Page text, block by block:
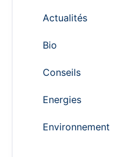
Actualités
Bio
Conseils
Energies
Environnement